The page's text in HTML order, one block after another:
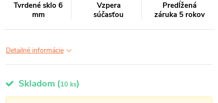
Tvrdené sklo 6
mm
Vzpera
súčasťou
Predĺžená
záruka 5 rokov
Detailné informácie
Skladom (10 ks)